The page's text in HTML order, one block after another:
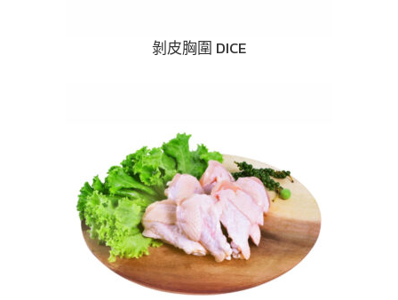
剝皮胸圍 DICE